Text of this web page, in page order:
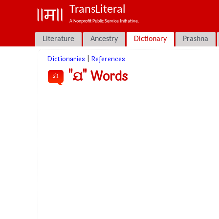
TransLiteral
A Nonprofit Public Service Initiative.
Literature Ancestry Dictionary Prashna
Dictionaries References
ଯ "ଯ" Words